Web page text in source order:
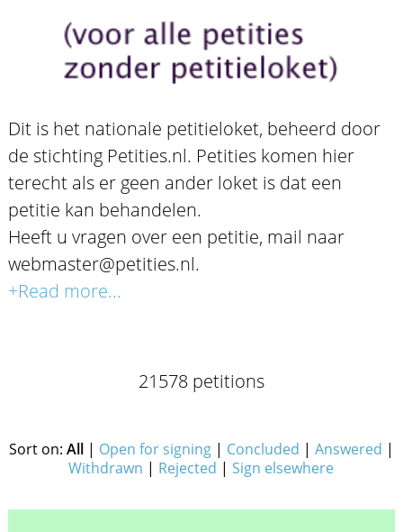
Dit is het nationale petitieloket, beheerd door
de stichting Petities.nl. Petities komen hier
terecht als er geen ander loket is dat een
petitie kan behandelen.
Heeft u vragen over een petitie, mail naar
webmaster@petities.nl.
+Read more...
21578 petitions
Sort on: All| Open for signing| Concluded | Answered |
Withdrawn | Rejected |Sign elsewhere